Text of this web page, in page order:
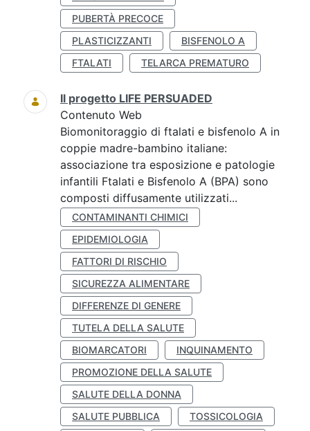
PUBERTÀ PRECOCE
PLASTICIZZANTI
BISFENOLO A
FTALATI
TELARCA PREMATURO
Il progetto LIFE PERSUADED
Contenuto Web
Biomonitoraggio di ftalati e bisfenolo A in
coppie madre-bambino italiane:
associazione tra esposizione e patologie
infantili Ftalati e Bisfenolo A (BPA) sono
composti diffusamente utilizzati...
CONTAMINANTI CHIMICI
EPIDEMIOLOGIA
FATTORI DI RISCHIO
SICUREZZA ALIMENTARE
DIFFERENZE DI GENERE
TUTELA DELLA SALUTE
BIOMARCATORI
INQUINAMENTO
PROMOZIONE DELLA SALUTE
SALUTE DELLA DONNA
SALUTE PUBBLICA
TOSSICOLOGIA